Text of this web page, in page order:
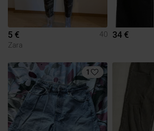
5 €
40
Zara
34 €
1